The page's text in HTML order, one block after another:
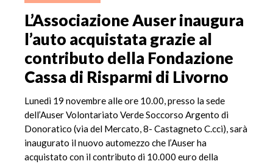
L’Associazione Auser inaugura
l’auto acquistata grazie al
contributo della Fondazione
Cassa di Risparmi di Livorno
Lunedì 19 novembre alle ore 10.00, presso la sede
dell’Auser Volontariato Verde Soccorso Argento di
Donoratico (via del Mercato, 8- Castagneto C.cci), sarà
inaugurato il nuovo automezzo che l’Auser ha
acquistato con il contributo di 10.000 euro della